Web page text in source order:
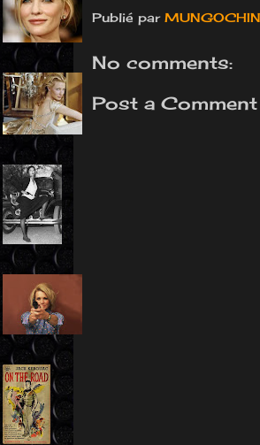
Publié par
No comments:
Post a Comment